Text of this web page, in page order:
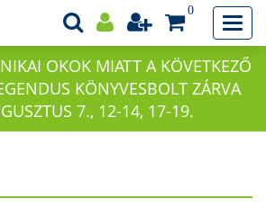
0
OKOK MIATT A KÖVETKEZŐ
KÖNYVESBOLT ZÁRVA
7., 12-14, 17-19.